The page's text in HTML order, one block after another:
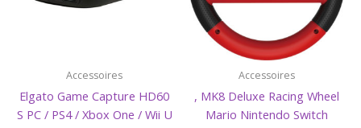
Accessoires
Elgato Game Capture HD60
S PC / PS4 / Xbox One / Wii U
Accessoires
, MK8 Deluxe Racing Wheel
Mario Nintendo Switch